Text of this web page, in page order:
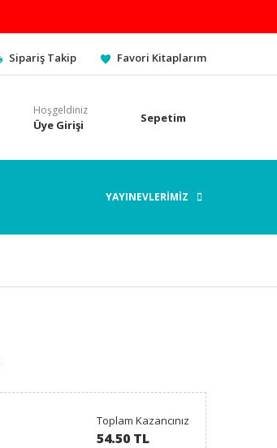
Sipariş Takip Favori Kitaplarım
Hoşgeldiniz
Üye Girişi Sepetim
YAYINEVLERİMİZ
Toplam Kazancınız
54.50 TL